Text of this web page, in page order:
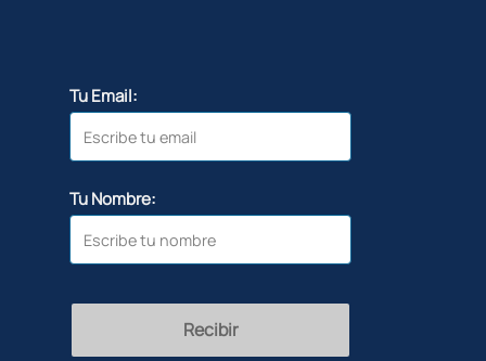
Tu Email:
Tu Nombre:
Recibir